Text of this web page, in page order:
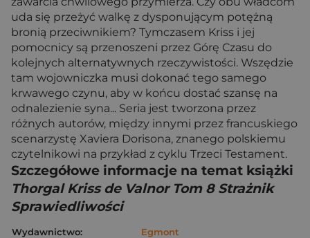
uda się przeżyć walkę z dysponującym potężną
bronią przeciwnikiem? Tymczasem Kriss i jej
pomocnicy są przenoszeni przez Górę Czasu do
kolejnych alternatywnych rzeczywistości. Wszędzie
tam wojowniczka musi dokonać tego samego
krwawego czynu, aby w końcu dostać szansę na
odnalezienie syna... Seria jest tworzona przez
różnych autorów, między innymi przez francuskiego
scenarzystę Xaviera Dorisona, znanego polskiemu
czytelnikowi na przykład z cyklu Trzeci Testament.
Szczegółowe informacje na temat książki
Thorgal Kriss de Valnor Tom 8 Strażnik
Sprawiedliwości
Wydawnictwo:
Egmont